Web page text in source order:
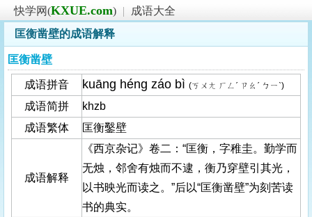
快学网(KXUE.com) |
成语大全
匡衡凿壁的成语解释
匡衡凿壁
成语拼音 kuāng héng záo bì (ㄎㄨㄤ ㄏㄥˊ ㄗㄠˊ ㄅㄧˋ)
成语简拼
khzb
成语繁体
匡衡鑿壁
成语解释
《西京杂记》卷二：“匡衡，字稚圭。勤学而
无烛，邻舍有烛而不逮，衡乃穿壁引其光，
以书映光而读之。”后以“匡衡凿壁”为刻苦读
书的典实。